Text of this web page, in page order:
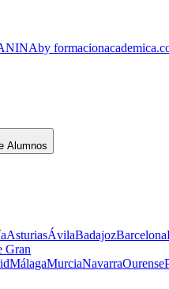
by
Alumnos
AsturiasÁvilaBadajozBarcelona
Gran
MálagaMurciaNavarraOurense